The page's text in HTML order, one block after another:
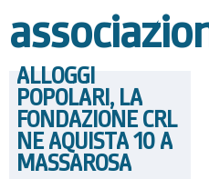
ALLOGGI
POPOLARI, LA
FONDAZIONE CRL
NE AQUISTA 10 A
MASSAROSA